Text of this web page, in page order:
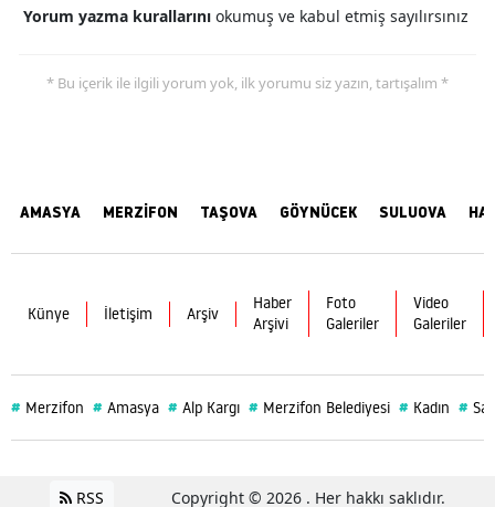
Yorum yazma kurallarını okumuş ve kabul etmiş sayılırsınız
* Bu içerik ile ilgili yorum yok, ilk yorumu siz yazın, tartışalım *
AMASYA MERZİFON TAŞOVA GÖYNÜCEK SULUOVA
Künye İletişim Arşiv
Haber
Arşivi
Foto
Galeriler
Video
Galeriler
# Merzifon # Amasya # Alp Kargı # Merzifon Belediyesi # Kadın #
RSS Copyright © 2026 . Her hakkı saklıdır.